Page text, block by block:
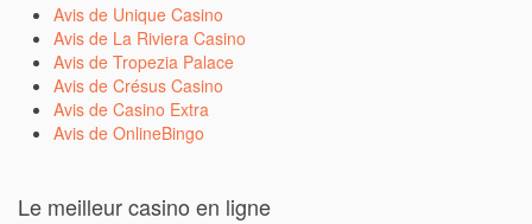
Avis de Unique Casino
Avis de La Riviera Casino
Avis de Tropezia Palace
Avis de Crésus Casino
Avis de Casino Extra
Avis de OnlineBingo
Le meilleur casino en ligne